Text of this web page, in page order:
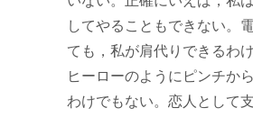
してやることもできない。
ても，私が肩代りできるわ
ヒーローのようにピンチか
わけでもない。恋人として